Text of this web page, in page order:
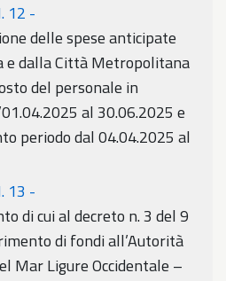
12 -
delle spese anticipate
e dalla Città Metropolitana
del personale in
al 30.06.2025 e
periodo dal 04.04.2025 al
13 -
di cui al decreto n. 3 del 9
di fondi all’Autorità
Mar Ligure Occidentale –